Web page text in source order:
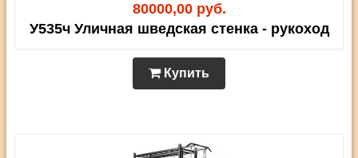
80000,00 руб.
У535ч Уличная шведская стенка - рукоход
Купить